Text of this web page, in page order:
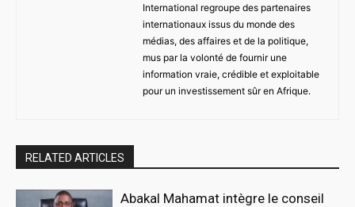
International regroupe des partenaires
internationaux issus du monde des
médias, des affaires et de la politique,
mus par la volonté de fournir une
information vraie, crédible et exploitable
pour un investissement sûr en Afrique.
RELATED ARTICLES
Abakal Mahamat intègre le conseil